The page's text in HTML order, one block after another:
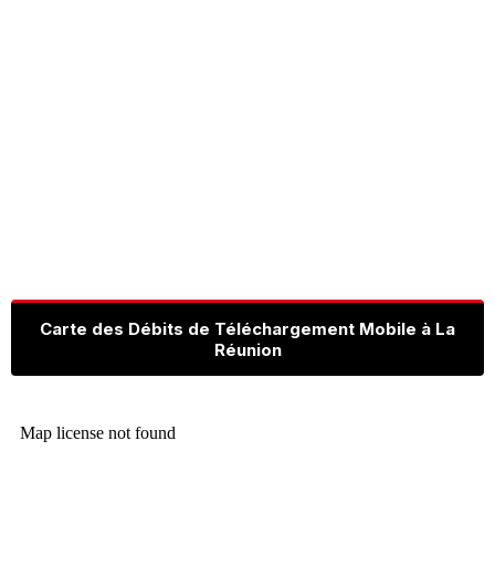
Carte des Débits de Téléchargement Mobile à La
Réunion